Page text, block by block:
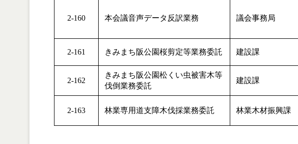
2-160 本会議音声データ反訳業務 議会事務局
2-161 きみまち阪公園桜剪定等業務委託 建設課
2-162
きみまち阪公園松くい虫被害木等
伐倒業務委託
建設課
2-163 林業専用道支障木伐採業務委託 林業木材振興課